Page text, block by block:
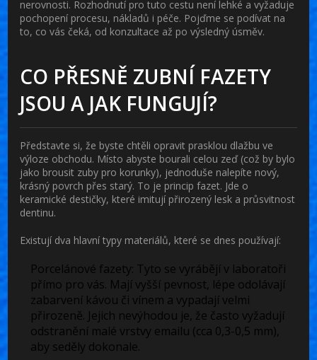
nerovnosti. Rozhodnutí pro tuto cestu není lehké a vyžaduje
pochopení procesu, nákladů i péče. Pojďme se podívat na
to, co vás čeká, od konzultace až po výsledný úsměv.
CO PŘESNĚ ZUBNÍ FAZETY
JSOU A JAK FUNGUJÍ?
Představte si, že byste chtěli opravit prasklou dlažbu ve
výloze obchodu. Místo abyste bourali celou zeď (což by bylo
jako brousit zuby pro korunky), jednoduše nalepíte nový,
krásný povrch přes starý. To je princip fazet. Jde o
keramické destičky, které imitují přirozený lesk a průsvitnost
dentinu.
Existují dva hlavní typy materiálů, které se dnes používají:
Porcelánové fazety: Tyto se vyrábějí v laboratoři
přímo pro vás. Mají vyšší pevnost, lépe odolávají
zabarvení kávou či vínem a vypadají velmi
přirozeně. Jejich nevýhodou je, že často vyžadují
odstranění malé vrstvy emailu (cca 0,3-0,5 mm),
aby seděly dokonale.